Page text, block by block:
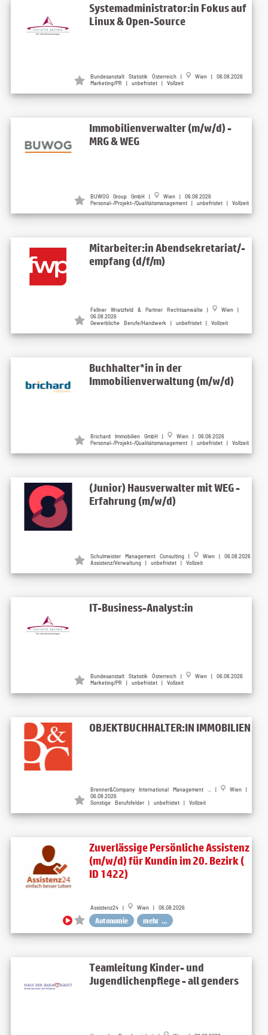
Systemadministrator:in Fokus auf
Linux & Open-Source
Bundesanstalt Statistik Österreich |
Wien | 06.08.2026
Marketing/PR | unbefristet | Vollzeit
Immobilienverwalter (m/w/d) -
MRG & WEG
BUWOG Group GmbH |
Wien | 06.08.2026
Personal-/Projekt-/Qualitätsmanagement | unbefristet | Vollzeit
Mitarbeiter:in Abendsekretariat/-
empfang (d/f/m)
Fellner Wratzfeld & Partner Rechtsanwälte |
Wien |
06.08.2026
Gewerbliche Berufe/Handwerk | unbefristet | Vollzeit
Buchhalter*in in der
Immobilienverwaltung (m/w/d)
Brichard Immobilien GmbH |
Wien | 06.08.2026
Personal-/Projekt-/Qualitätsmanagement | unbefristet | Vollzeit
(Junior) Hausverwalter mit WEG -
Erfahrung (m/w/d)
Schulmeister Management Consulting |
Wien | 06.08.2026
Assistenz/Verwaltung | unbefristet | Vollzeit
IT-Business-Analyst:in
Bundesanstalt Statistik Österreich |
Wien | 06.08.2026
Marketing/PR | unbefristet | Vollzeit
OBJEKTBUCHHALTER:IN IMMOBILIEN
Brenner&Company International Management ... |
Wien |
06.08.2026
Sonstige Berufsfelder | unbefristet | Vollzeit
Zuverlässige Persönliche Assistenz
(m/w/d) für Kundin im 20. Bezirk (
ID 1422)
Assistenz24 | Wien | 06.08.2026
Autonomie mehr ...
Teamleitung Kinder- und
Jugendlichenpflege - all genders